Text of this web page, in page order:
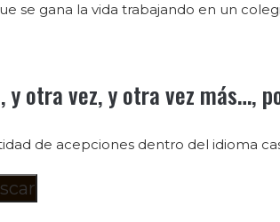
se gana la vida trabajando en un
otra vez, y otra vez más…,
de acepciones dentro del idioma